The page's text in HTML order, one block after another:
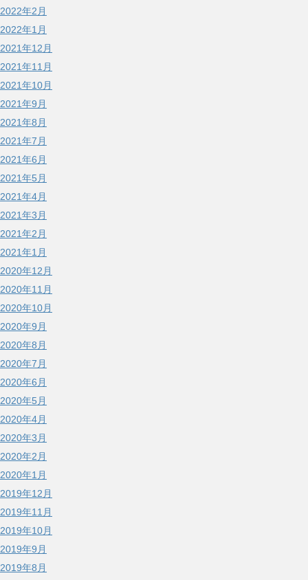
2022年2月
2022年1月
2021年12月
2021年11月
2021年10月
2021年9月
2021年8月
2021年7月
2021年6月
2021年5月
2021年4月
2021年3月
2021年2月
2021年1月
2020年12月
2020年11月
2020年10月
2020年9月
2020年8月
2020年7月
2020年6月
2020年5月
2020年4月
2020年3月
2020年2月
2020年1月
2019年12月
2019年11月
2019年10月
2019年9月
2019年8月